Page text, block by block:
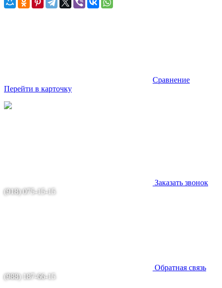
Сравнение
Перейти в карточку
Заказать звонок
(918) 075-15-15
Обратная связь
(988) 187-66-15